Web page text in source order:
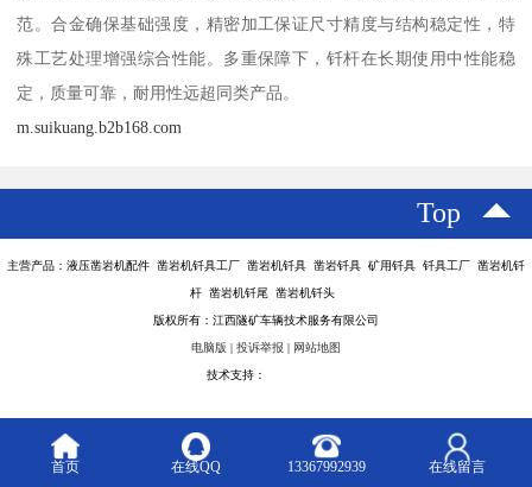
范。合金确保基础强度，精密加工保证尺寸精度与结构稳定性，特
殊工艺处理增强综合性能。多重保障下，钎杆在长期使用中性能稳
定，质量可靠，耐用性远超同类产品。
m.suikuang.b2b168.com
Top
主营产品：液压凿岩机配件 凿岩机钎具工厂 凿岩机钎具 凿岩钎具 矿用钎具 钎具工厂 凿岩机钎
杆 凿岩机钎尾 凿岩机钎头
版权所有：江西隧矿车辆技术服务有限公司
电脑版 | 投诉举报 | 网站地图
技术支持：
首页 在线QQ 13367992939 在线留言